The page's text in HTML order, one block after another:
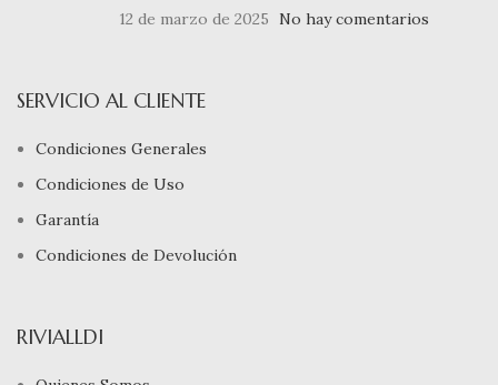
12 de marzo de 2025
No hay comentarios
SERVICIO AL CLIENTE
Condiciones Generales
Condiciones de Uso
Garantía
Condiciones de Devolución
RIVIALLDI